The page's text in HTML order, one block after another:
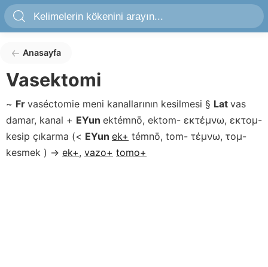
Anasayfa
Vasektomi
~ Fr vaséctomie meni kanallarının kesilmesi § Lat vas
damar, kanal + EYun ektémnō, ektom- εκτέμνω, εκτομ-
kesip çıkarma (< EYun ek+ témnō, tom- τέμνω, τομ-
kesmek ) → ek+, vazo+ tomo+